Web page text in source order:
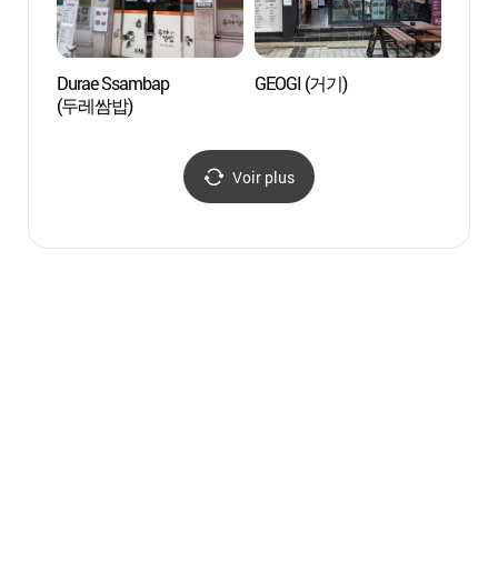
Durae Ssambap
(두레쌈밥)
GEOGI (거기)
Voir plus